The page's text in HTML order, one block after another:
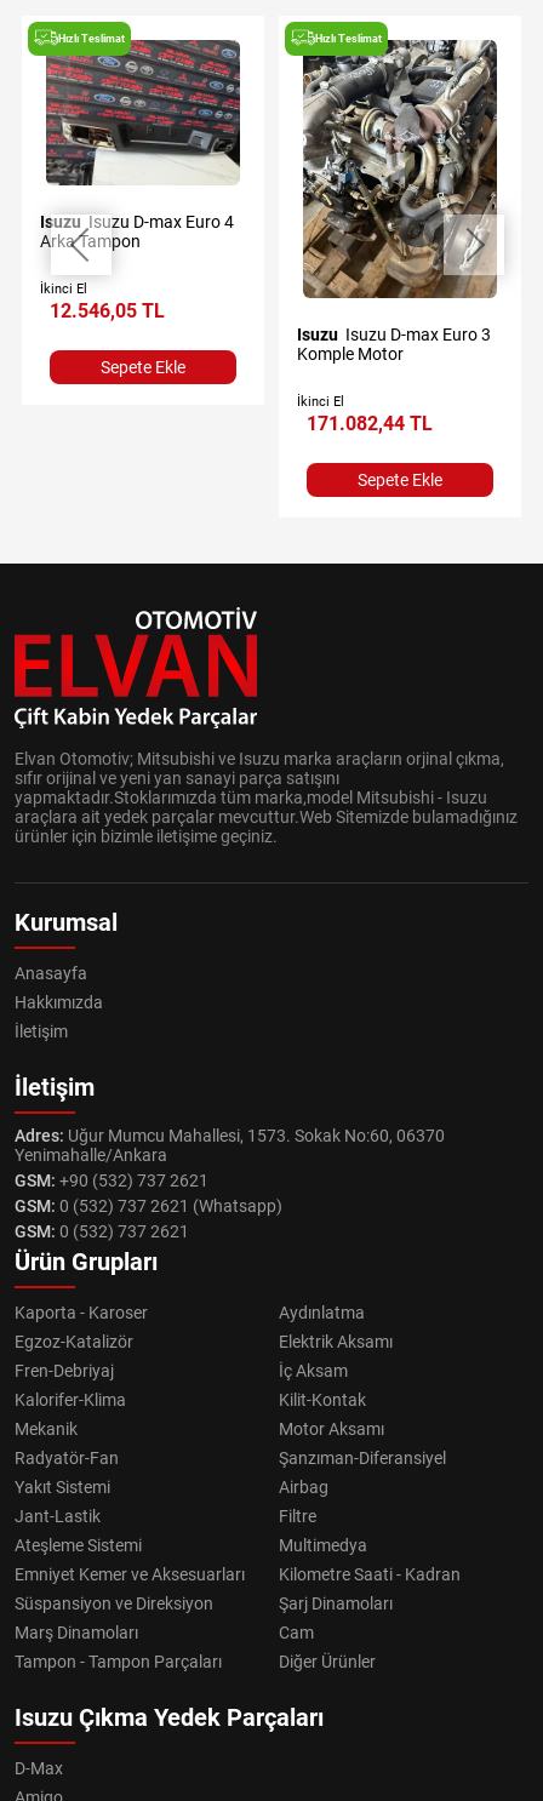
Hızlı Teslimat
Isuzu
Arka Tampon
İkinci El
12.546,05 TL
Sepete Ekle
Hızlı Teslimat
Isuzu
Komple Motor
İkinci El
171.082,44 TL
Sepete Ekle
Elvan Otomotiv; Mitsubishi ve Isuzu marka araçların orjinal çıkma,
sıfır orijinal ve yeni yan sanayi parça satışını
yapmaktadır.Stoklarımızda tüm marka,model Mitsubishi - Isuzu
araçlara ait yedek parçalar mevcuttur.Web Sitemizde bulamadığınız
ürünler için bizimle iletişime geçiniz.
Kurumsal
Anasayfa
Hakkımızda
İletişim
İletişim
Adres: Uğur Mumcu Mahallesi, 1573. Sokak No:60, 06370
Yenimahalle/Ankara
GSM: +90 (532) 737 2621
GSM: 0 (532) 737 2621 (Whatsapp)
GSM: 0 (532) 737 2621
Ürün Grupları
Kaporta - Karoser
Aydınlatma
Egzoz-Katalizör
Elektrik Aksamı
Fren-Debriyaj
İç Aksam
Kalorifer-Klima
Kilit-Kontak
Mekanik
Motor Aksamı
Radyatör-Fan
Şanzıman-Diferansiyel
Yakıt Sistemi
Airbag
Jant-Lastik
Filtre
Ateşleme Sistemi
Multimedya
Emniyet Kemer ve Aksesuarları
Kilometre Saati - Kadran
Süspansiyon ve Direksiyon
Şarj Dinamoları
Marş Dinamoları
Cam
Tampon - Tampon Parçaları
Diğer Ürünler
Isuzu Çıkma Yedek Parçaları
D-Max
Amigo